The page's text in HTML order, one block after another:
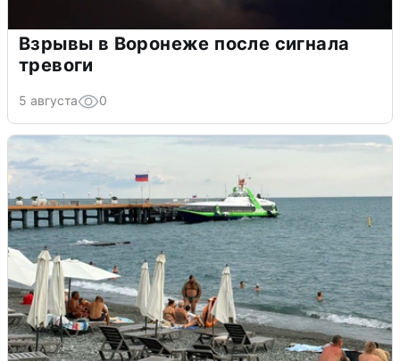
Взрывы в Воронеже после сигнала
тревоги
5 августа 0